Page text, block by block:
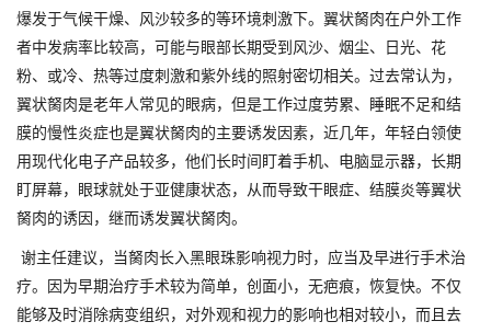
爆发于气候干燥、风沙较多的等环境刺激下。翼状胬肉在户外工作
者中发病率比较高，可能与眼部长期受到风沙、烟尘、日光、花
粉、或冷、热等过度刺激和紫外线的照射密切相关。过去常认为，
翼状胬肉是老年人常见的眼病，但是工作过度劳累、睡眠不足和结
膜的慢性炎症也是翼状胬肉的主要诱发因素，近几年，年轻白领使
用现代化电子产品较多，他们长时间盯着手机、电脑显示器，长期
盯屏幕，眼球就处于亚健康状态，从而导致干眼症、结膜炎等翼状
胬肉的诱因，继而诱发翼状胬肉。
谢主任建议，当胬肉长入黑眼珠影响视力时，应当及早进行手术治
疗。因为早期治疗手术较为简单，创面小，无疤痕，恢复快。不仅
能够及时消除病变组织，对外观和视力的影响也相对较小，而且去